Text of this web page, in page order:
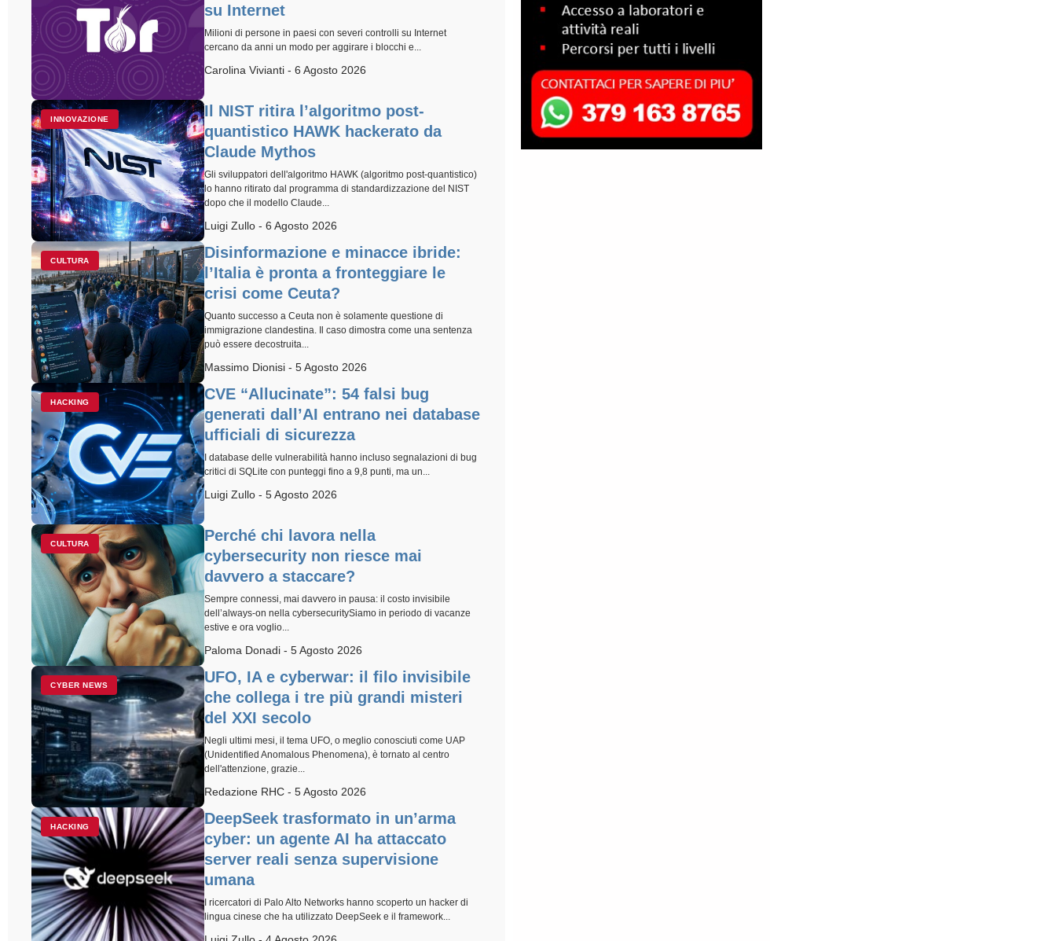
su Internet
Milioni di persone in paesi con severi controlli su Internet
cercano da anni un modo per aggirare i blocchi e...
Carolina Vivianti - 6 Agosto 2026
INNOVAZIONE
Il NIST ritira l’algoritmo post-
quantistico HAWK hackerato da
Claude Mythos
Gli sviluppatori dell'algoritmo HAWK (algoritmo post-quantistico)
lo hanno ritirato dal programma di standardizzazione del NIST
dopo che il modello Claude...
Luigi Zullo - 6 Agosto 2026
CULTURA
Disinformazione e minacce ibride:
l’Italia è pronta a fronteggiare le
crisi come Ceuta?
Quanto successo a Ceuta non è solamente questione di
immigrazione clandestina. Il caso dimostra come una sentenza
può essere decostruita...
Massimo Dionisi - 5 Agosto 2026
HACKING
CVE “Allucinate”: 54 falsi bug
generati dall’AI entrano nei database
ufficiali di sicurezza
I database delle vulnerabilità hanno incluso segnalazioni di bug
critici di SQLite con punteggi fino a 9,8 punti, ma un...
Luigi Zullo - 5 Agosto 2026
CULTURA
Perché chi lavora nella
cybersecurity non riesce mai
davvero a staccare?
Sempre connessi, mai davvero in pausa: il costo invisibile
dell’always-on nella cybersecuritySiamo in periodo di vacanze
estive e ora voglio...
Paloma Donadi - 5 Agosto 2026
CYBER NEWS
UFO, IA e cyberwar: il filo invisibile
che collega i tre più grandi misteri
del XXI secolo
Negli ultimi mesi, il tema UFO, o meglio conosciuti come UAP
(Unidentified Anomalous Phenomena), è tornato al centro
dell'attenzione, grazie...
Redazione RHC - 5 Agosto 2026
HACKING
DeepSeek trasformato in un’arma
cyber: un agente AI ha attaccato
server reali senza supervisione
umana
I ricercatori di Palo Alto Networks hanno scoperto un hacker di
lingua cinese che ha utilizzato DeepSeek e il framework...